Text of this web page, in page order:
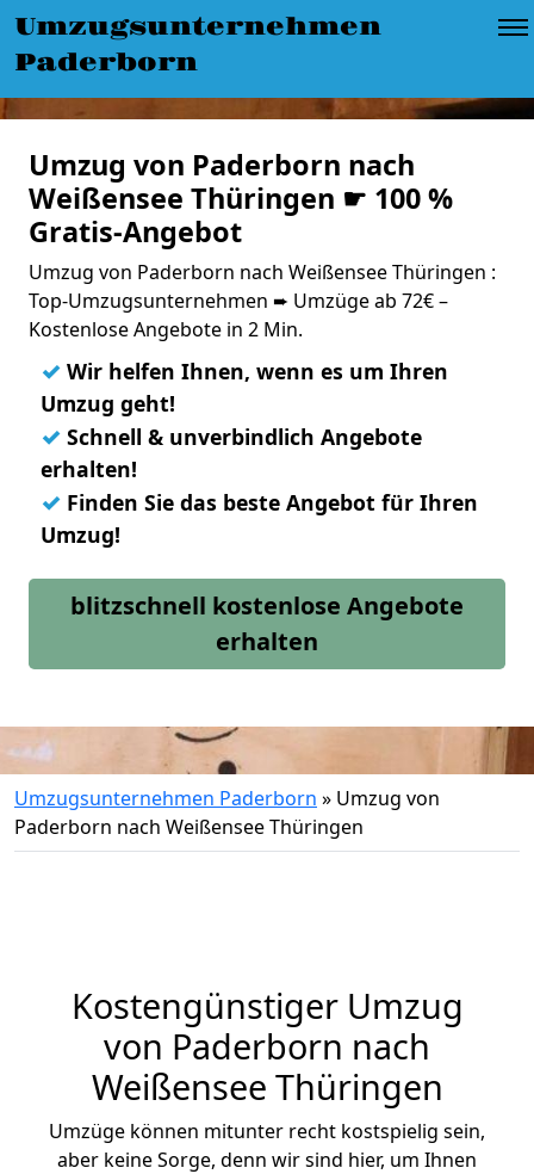
Umzugsunternehmen
Paderborn
Umzug von Paderborn nach
Weißensee Thüringen ☛ 100 %
Gratis-Angebot
Umzug von Paderborn nach Weißensee Thüringen :
Top-Umzugsunternehmen ➨ Umzüge ab 72€ –
Kostenlose Angebote in 2 Min.
✓ Wir helfen Ihnen, wenn es um Ihren
Umzug geht!
✓ Schnell & unverbindlich Angebote
erhalten!
✓ Finden Sie das beste Angebot für Ihren
Umzug!
blitzschnell kostenlose Angebote
erhalten
Umzugsunternehmen Paderborn » Umzug von
Paderborn nach Weißensee Thüringen
Kostengünstiger Umzug
von Paderborn nach
Weißensee Thüringen
Umzüge können mitunter recht kostspielig sein,
aber keine Sorge, denn wir sind hier, um Ihnen